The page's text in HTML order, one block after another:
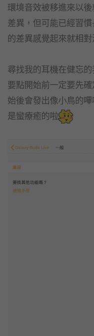
環境音效被移進來以
差異，但可能已經習
的差異感覺起來就相對
尋找我的耳機在健忘
要點開始前一定要先
始後會發出像小鳥的
是蠻療癒的啦